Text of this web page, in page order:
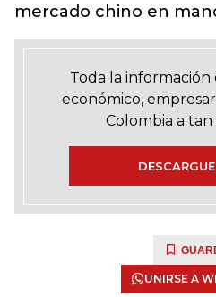
mercado chino en
Toda la
económico,
Colombia a
UNIRSE A